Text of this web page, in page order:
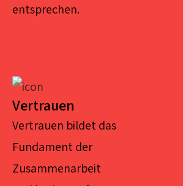
entsprechen.
Vertrauen
Vertrauen bildet das
Fundament der
Zusammenarbeit